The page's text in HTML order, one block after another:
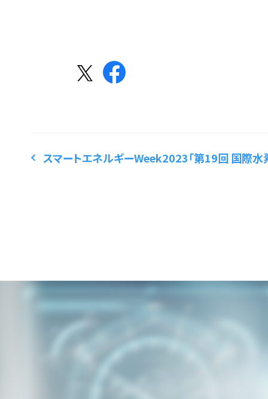
スマートエネルギーWeek2023「第19回 国際水素・燃料電池展 (FC EXPO2023 春)」弊社ブ